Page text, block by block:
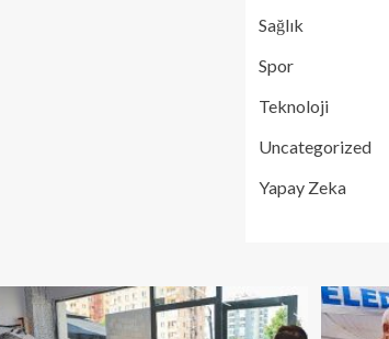
Sağlık
Spor
Teknoloji
Uncategorized
Yapay Zeka